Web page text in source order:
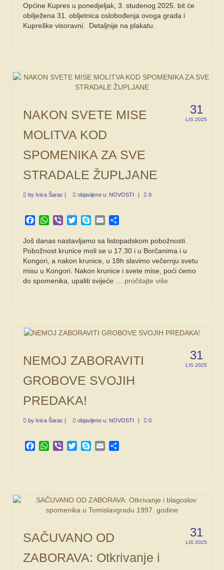
Općine Kupres u ponedjeljak, 3. studenog 2025. bit će
obilježena 31. obljetnica oslobođenja ovoga grada i
Kupreške visoravni. Detaljnije na plakatu.
31
LIS 2025
NAKON SVETE MISE
MOLITVA KOD
SPOMENIKA ZA SVE
STRADALE ŽUPLJANE
by Ivica Šarac | objavljeno u: NOVOSTI | 0
Facebook
WhatsApp
Viber TwitterSkypeEmail
Još danas nastavljamo sa listopadskom pobožnosti.
Pobožnost krunice moli se u 17.30 i u Borčanima i u
Kongori, a nakon krunice, u 18h slavimo večernju svetu
misu u Kongori. Nakon krunice i svete mise, poći ćemo
do spomenika, upaliti svijeće … pročitajte više
31
LIS 2025
NEMOJ ZABORAVITI
GROBOVE SVOJIH
PREDAKA!
by Ivica Šarac objavljeno u: NOVOSTI 0
Facebook
WhatsApp
Viber TwitterSkypeEmail
31
LIS 2025
SAČUVANO OD
ZABORAVA: Otkrivanje i